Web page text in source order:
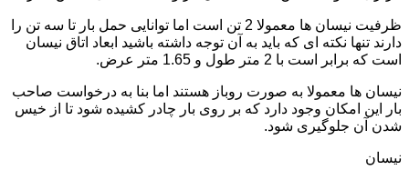
ظرفیت نیسان ها معمولا 2 تن است اما توانایی حمل بار تا سه تن را
دارند تنها نکته ای که باید به آن توجه داشته باشید ابعاد اتاق نیسان
است که برابر است با 2 متر طول و 1.65 متر عرض.
نیسان ها معمولا به صورت روباز هستند اما بنا به درخواست صاحب
بار این امکان وجود دارد که بر روی بار چادر کشیده شود تا از خیس
شدن آن جلوگیری شود.
نیسان